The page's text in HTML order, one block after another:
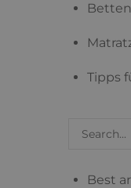
Betten
Tipps
Search
Best